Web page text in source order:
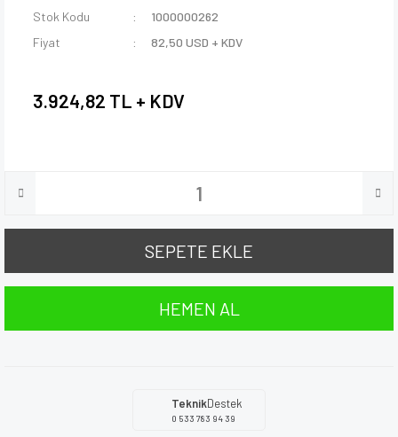
Stok Kodu
1000000262
Fiyat
82,50 USD + KDV
3.924,82 TL + KDV
SEPETE EKLE
HEMEN AL
TeknikDestek
0 533 783 94 39